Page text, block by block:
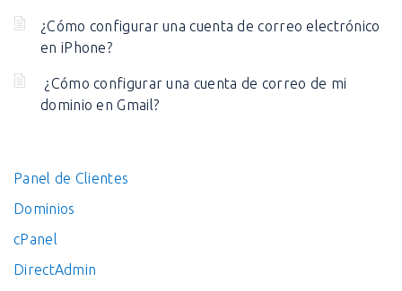
¿Cómo configurar una cuenta de correo electrónico
en iPhone?
¿Cómo configurar una cuenta de correo de mi
dominio en Gmail?
Panel de Clientes
Dominios
cPanel
DirectAdmin